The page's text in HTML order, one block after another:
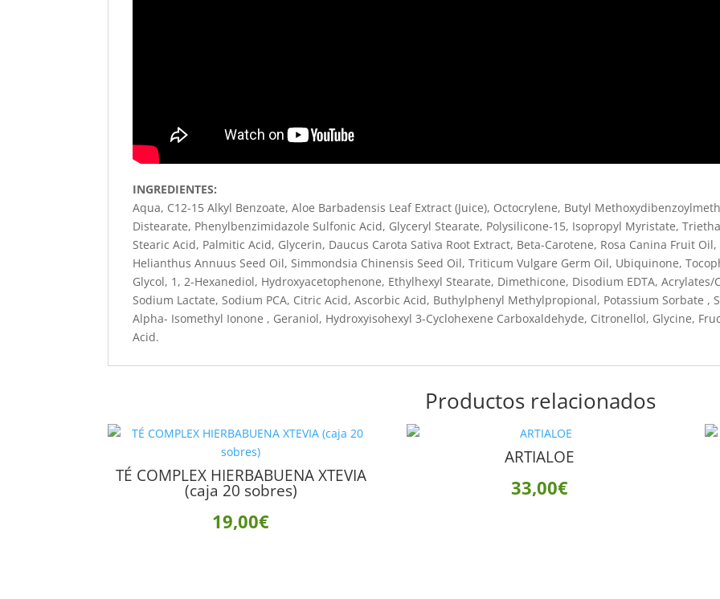
INGREDIENTES:
Aqua, C12-15 Alkyl Benzoate, Aloe Barbadensis Leaf Extract (Juice), Octocrylene, Butyl
Distearate, Phenylbenzimidazole Sulfonic Acid, Glyceryl Stearate, Polysilicone-15, Isopropyl Myristate,
Stearic Acid, Palmitic Acid, Glycerin, Daucus Carota Sativa Root Extract, Beta-Carotene, Rosa Canina Fruit
Helianthus Annuus Seed Oil, Simmondsia Chinensis Seed Oil, Triticum Vulgare Germ Oil, Ubiquinone,
Glycol, 1, 2-Hexanediol, Hydroxyacetophenone, Ethylhexyl Stearate, Dimethicone, Disodium EDTA, Acrylates/
Sodium Lactate, Sodium PCA, Citric Acid, Ascorbic Acid, Buthylphenyl Methylpropional, Potassium Sorbate ,
Alpha- Isomethyl Ionone , Geraniol, Hydroxyisohexyl 3-Cyclohexene Carboxaldehyde, Citronellol, Glycine,
Acid.
Productos relacionados
TÉ COMPLEX HIERBABUENA XTEVIA
(caja 20 sobres)
19,00€
ARTIALOE
33,00€